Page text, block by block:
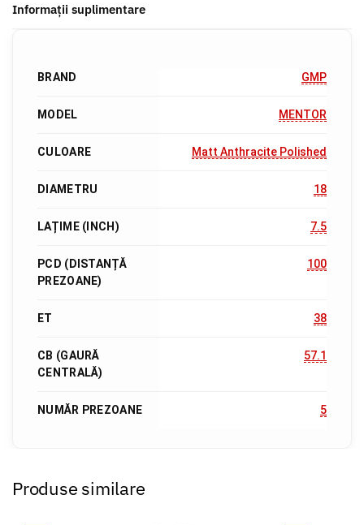
Informații suplimentare
BRAND GMP
MODEL MENTOR
CULOARE Matt Anthracite Polished
DIAMETRU 18
LAȚIME (INCH) 7.5
PCD (DISTANȚĂ
PREZOANE)
100
ET 38
CB (GAURĂ
CENTRALĂ)
57.1
NUMĂR PREZOANE 5
Produse similare